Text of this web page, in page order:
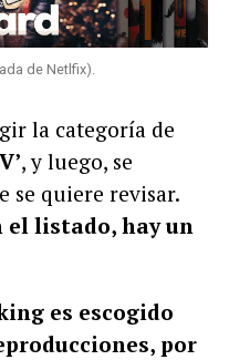
de Netlfix).
la categoría de
, y luego, se
se quiere revisar.
el listado, hay un
es escogido
por